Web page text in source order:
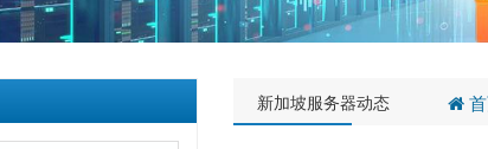
新加坡服务器动态